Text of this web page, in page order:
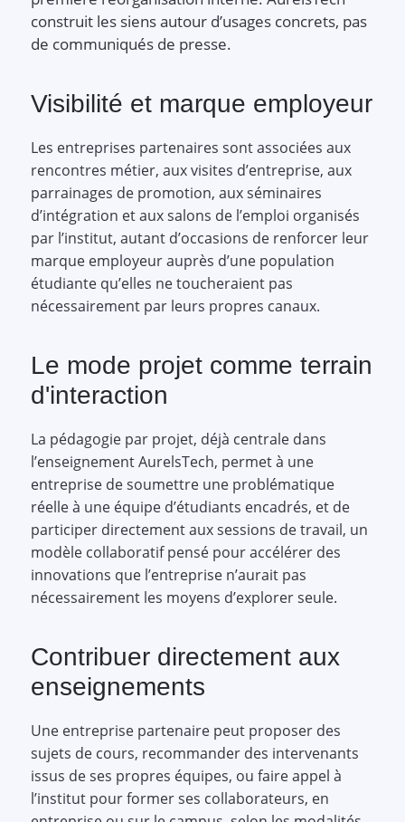
construit les siens autour d’usages concrets, pas
de communiqués de presse.
Visibilité et marque employeur
Les entreprises partenaires sont associées aux
rencontres métier, aux visites d’entreprise, aux
parrainages de promotion, aux séminaires
d’intégration et aux salons de l’emploi organisés
par l’institut, autant d’occasions de renforcer leur
marque employeur auprès d’une population
étudiante qu’elles ne toucheraient pas
nécessairement par leurs propres canaux.
Le mode projet comme terrain
d'interaction
La pédagogie par projet, déjà centrale dans
l’enseignement AurelsTech, permet à une
entreprise de soumettre une problématique
réelle à une équipe d’étudiants encadrés, et de
participer directement aux sessions de travail, un
modèle collaboratif pensé pour accélérer des
innovations que l’entreprise n’aurait pas
nécessairement les moyens d’explorer seule.
Contribuer directement aux
enseignements
Une entreprise partenaire peut proposer des
sujets de cours, recommander des intervenants
issus de ses propres équipes, ou faire appel à
l’institut pour former ses collaborateurs, en